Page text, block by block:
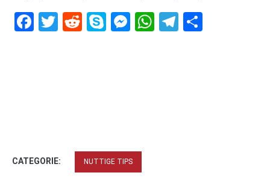
Facebook
Twitter
RedditSkypeMessenger
WhatsApp
Telegram
CATEGORIE: NUTTIGE TIPS